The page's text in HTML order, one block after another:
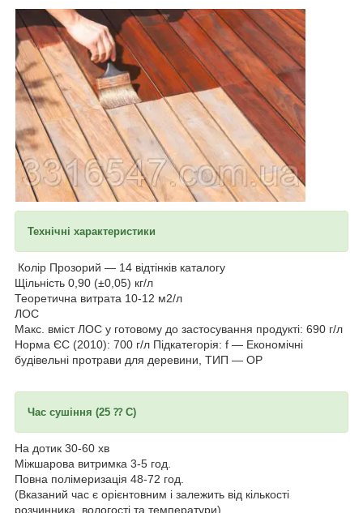
Технічні характеристики
Колір Прозорий — 14 відтінків каталогу
Щільність 0,90 (±0,05) кг/л
Теоретична витрата 10-12 м2/л
ЛОС
Макс. вміст ЛОС у готовому до застосування продукті: 690 г/л
Норма ЄС (2010): 700 г/л Підкатегорія: f — Економічні
будівельні протрави для деревини, ТИП — ОР
Час сушіння (25 ⁇ C)
На дотик 30-60 хв
Міжшарова витримка 3-5 год.
Повна полімеризація 48-72 год.
(Вказаний час є орієнтовним і залежить від кількості
розчинника, вологості та температури)